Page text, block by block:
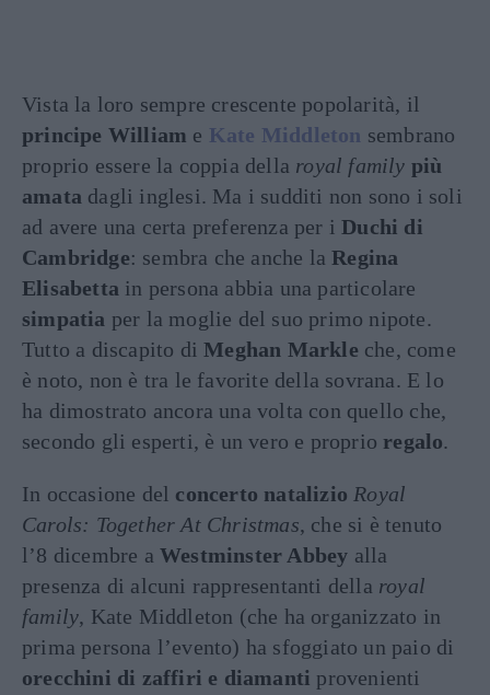
Vista la loro sempre crescente popolarità, il
principe William e Kate Middleton sembrano
proprio essere la coppia della royal family più
amata dagli inglesi. Ma i sudditi non sono i soli
ad avere una certa preferenza per iDuchi di
Cambridge: sembra che anche laRegina
Elisabetta in persona abbia una particolare
simpatia per la moglie del suo primo nipote.
Tutto a discapito diMeghan Markle che, come
è noto, non è tra le favorite della sovrana. E lo
ha dimostrato ancora una volta con quello che,
secondo gli esperti, è un vero e proprio regalo.
In occasione del concerto natalizio Royal
Carols: Together At Christmas, che si è tenuto
l’8 dicembre a Westminster Abbey alla
presenza di alcuni rappresentanti della royal
family, Kate Middleton (che ha organizzato in
prima persona l’evento) ha sfoggiato un paio di
orecchini di zaffiri e diamanti provenienti